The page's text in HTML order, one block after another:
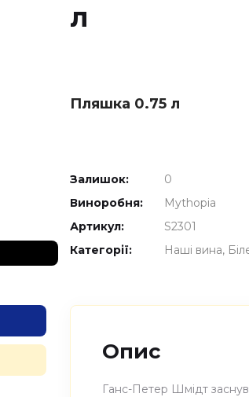
л
Пляшка 0.75 л
Залишок:
0
Виноробня:
Mythopia
Артикул:
S2301
Категорії:
Наші вина
Опис
Ганс-Петер Шмідт